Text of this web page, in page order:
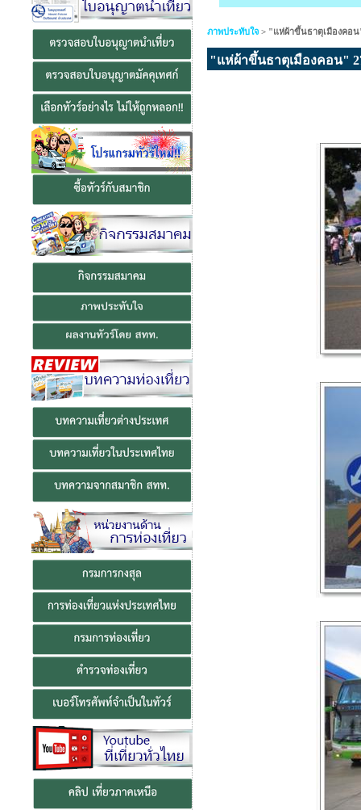
ภาพประทับใจ > "แห่ผ้าขึ้นธาตุเมืองคอน
"แห่ผ้าขึ้นธาตุเมืองคอน"